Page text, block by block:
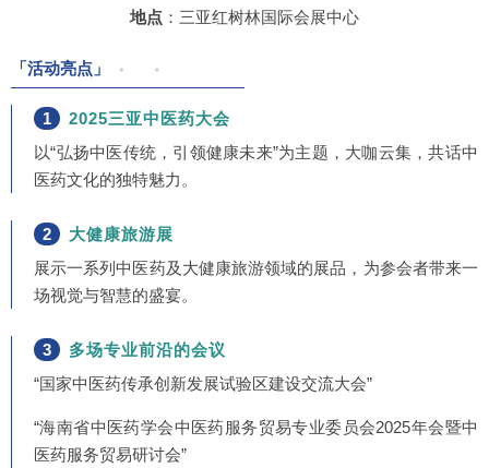
地点 ：三亚红树林国际会展中心
「活动亮点」
1
2025三亚中医药大会
以“弘扬中医传统，引领健康未来”为主题，大咖云集，共话中
医药文化的独特魅力。
2
大健康旅游展
展示一系列中医药及大健康旅游领域的展品，为参会者带来一
场视觉与智慧的盛宴。
3
多场专业前沿的会议
“国家中医药传承创新发展试验区建设交流大会”
“海南省中医药学会中医药服务贸易专业委员会2025年会暨中
医药服务贸易研讨会”